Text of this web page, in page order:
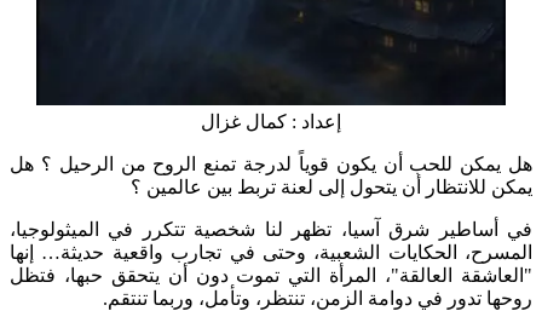
إعداد : كمال غزال
هل يمكن للحب أن يكون قوياً لدرجة تمنع الروح من الرحيل ؟ هل
يمكن للانتظار أن يتحول إلى لعنة تربط بين عالمين ؟
في أساطير شرق آسيا، تظهر لنا شخصية تتكرر في الميثولوجيا،
المسرح، الحكايات الشعبية، وحتى في تجارب واقعية حديثة… إنها
"العاشقة العالقة"، المرأة التي تموت دون أن يتحقق حبها، فتظل
روحها تدور في دوامة الزمن، تنتظر، وتأمل، وربما تنتقم.